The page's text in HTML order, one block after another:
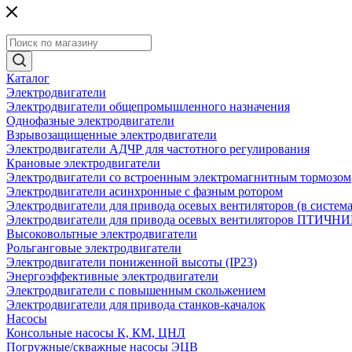
Каталог
Электродвигатели
Электродвигатели общепромышленного назначения
Однофазные электродвигатели
Взрывозащищенные электродвигатели
Электродвигатели АДЧР для частотного регулирования
Крановые электродвигатели
Электродвигатели со встроенным электромагнитным тормозом
Электродвигатели асинхронные с фазным ротором
Электродвигатели для привода осевых вентиляторов (в
Электродвигатели для привода осевых вентиляторов
Высоковольтные электродвигатели
Рольганговые электродвигатели
Электродвигатели пониженной высоты (IP23)
Энергоэффективные электродвигатели
Электродвигатели с повышенным скольжением
Электродвигатели для привода станков-качалок
Насосы
Консольные насосы К, КМ, ЦНЛ
Погружные/скважные насосы ЭЦВ